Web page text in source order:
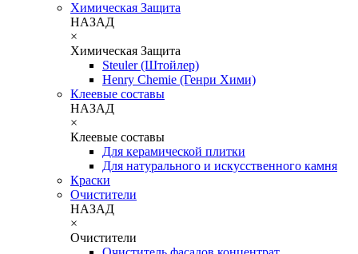
Химическая Защита
НАЗАД
×
Химическая Защита
Steuler (Штойлер)
Henry Chemie (Генри Хими)
Клеевые составы
НАЗАД
×
Клеевые составы
Для керамической плитки
Для натурального и искусственного камня
Краски
Очистители
НАЗАД
×
Очистители